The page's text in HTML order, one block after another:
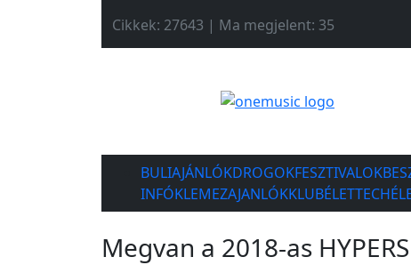
Cikkek: 27643 | Ma megjelent: 35
BULIAJÁNLÓKDROGOKFESZTIVALOK
INFÓKLEMEZAJANLÓKKLUBÉLETTECH
Megvan a 2018-as